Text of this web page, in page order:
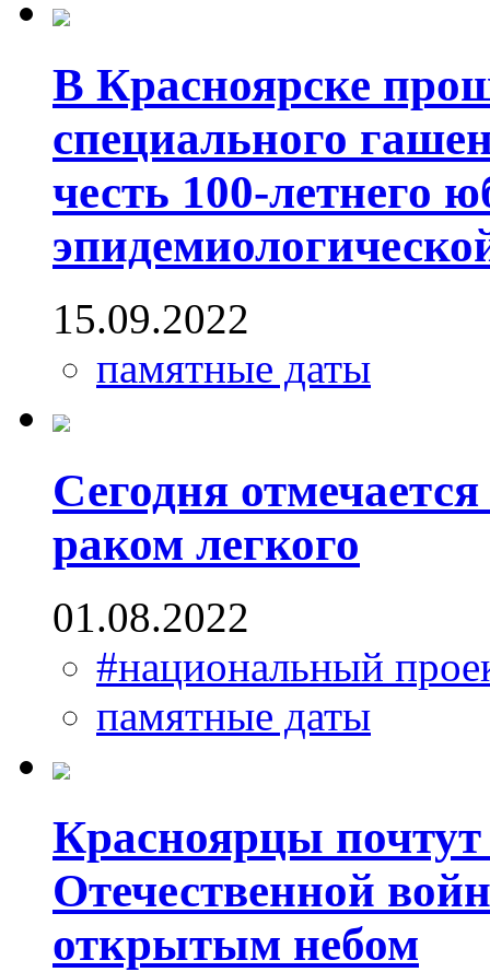
В Красноярске
специального
честь 100-летнего
15.09.2022
памятные даты
Сегодня
раком легкого
01.08.2022
#национальный
памятные даты
Красноярцы
Отечественной
открытым небом